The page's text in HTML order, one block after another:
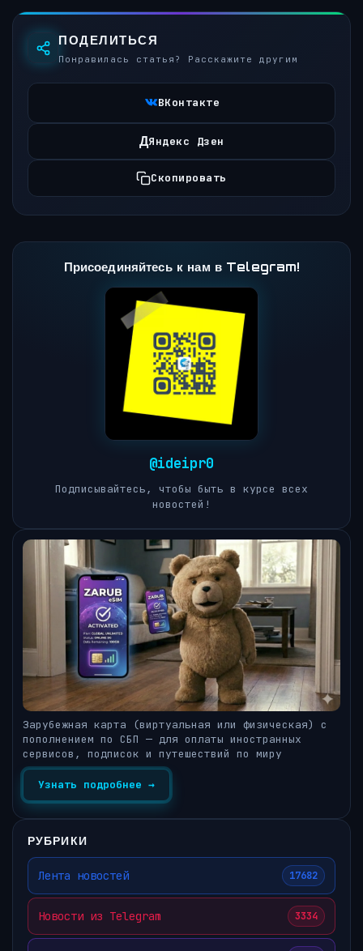
ПОДЕЛИТЬСЯ
Понравилась статья? Расскажите другим
ВКонтакте
ДЯндекс Дзен
Скопировать
Присоединяйтесь к нам в Telegram!
@ideipr0
Подписывайтесь, чтобы быть в курсе всех
новостей!
Зарубежная карта (виртуальная или физическая) с
пополнением по СБП — для оплаты иностранных
сервисов, подписок и путешествий по миру
Узнать подробнее →
РУБРИКИ
Лента новостей 17682
Новости из Telegram 3334